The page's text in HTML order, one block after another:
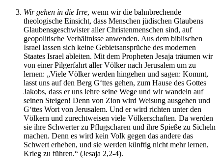
Wir gehen in die Irre, wenn wir die bahnbrechende
theologische Einsicht, dass Menschen jüdischen Glaubens
Glaubensgeschwister aller Christenmenschen sind, auf
geopolitische Verhältnisse anwenden. Aus dem biblischen
Israel lassen sich keine Gebietsansprüche des modernen
Staates Israel ableiten. Mit dem Propheten Jesaja träumen wir
von einer Pilgerfahrt aller Völker nach Jerusalem um zu
lernen: „Viele Völker werden hingehen und sagen: Kommt,
lasst uns auf den Berg G‘ttes gehen, zum Hause des Gottes
Jakobs, dass er uns lehre seine Wege und wir wandeln auf
seinen Steigen! Denn von Zion wird Weisung ausgehen und
G‘ttes Wort von Jerusalem. Und er wird richten unter den
Völkern und zurechtweisen viele Völkerschaften. Da werden
sie ihre Schwerter zu Pflugscharen und ihre Spieße zu Sicheln
machen. Denn es wird kein Volk gegen das andere das
Schwert erheben, und sie werden künftig nicht mehr lernen,
Krieg zu führen.“ (Jesaja 2,2-4).